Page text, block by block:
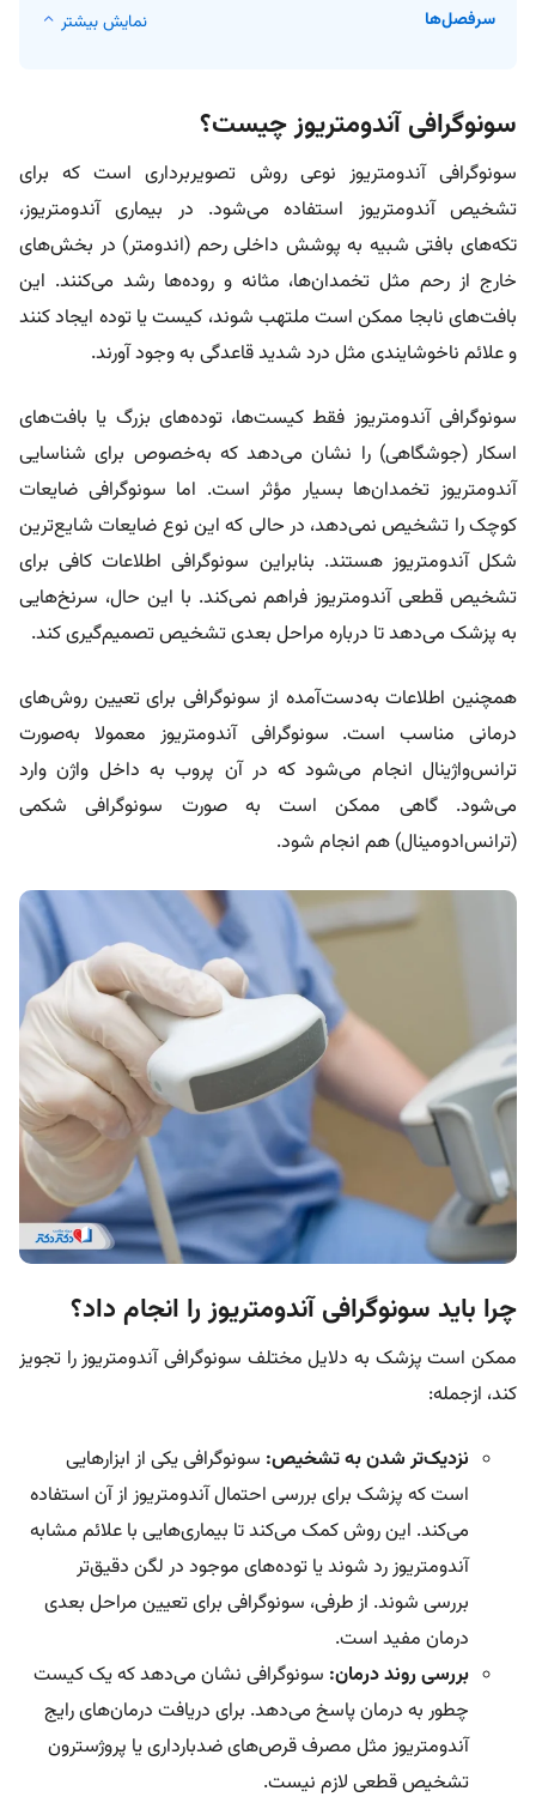
سرفصل‌ها نمایش بیشتر
سونوگرافی آندومتریوز چیست؟
سونوگرافی آندومتریوز نوعی روش تصویربرداری است که برای
تشخیص آندومتریوز استفاده می‌شود. در بیماری آندومتریوز،
تکه‌های بافتی شبیه به پوشش داخلی رحم (اندومتر) در بخش‌های
خارج از رحم مثل تخمدان‌ها، مثانه و روده‌ها رشد می‌کنند. این
بافت‌های نابجا ممکن است ملتهب شوند، کیست یا توده ایجاد کنند
و علائم ناخوشایندی مثل درد شدید قاعدگی به وجود آورند.
سونوگرافی آندومتریوز فقط کیست‌ها، توده‌های بزرگ‌ یا بافت‌های
اسکار (جوشگاهی) را نشان می‌دهد که به‌خصوص برای شناسایی
آندومتریوز تخمدان‌ها بسیار مؤثر است. اما سونوگرافی ضایعات
کوچک را تشخیص نمی‌دهد، در حالی که این نوع ضایعات شایع‌ترین
شکل آندومتریوز هستند. بنابراین سونوگرافی اطلاعات کافی برای
تشخیص قطعی آندومتریوز فراهم نمی‌کند. با این حال، سرنخ‌هایی
به پزشک می‌دهد تا درباره مراحل بعدی تشخیص تصمیم‌گیری کند.
همچنین اطلاعات به‌دست‌آمده از سونوگرافی برای تعیین روش‌های
درمانی مناسب است. سونوگرافی آندومتریوز معمولا به‌صورت
ترانس‌واژینال انجام می‌شود که در آن پروب به داخل واژن وارد
می‌شود. گاهی ممکن است به صورت سونوگرافی شکمی
(ترانس‌ادومینال) هم انجام شود.
چرا باید سونوگرافی آندومتریوز را انجام داد؟
ممکن است پزشک به دلایل مختلف سونوگرافی آندومتریوز را تجویز
کند، ازجمله:
نزدیک‌تر شدن به تشخیص: سونوگرافی یکی از ابزارهایی
است که پزشک برای بررسی احتمال آندومتریوز از آن استفاده
می‌کند. این روش کمک می‌کند تا بیماری‌هایی با علائم مشابه
آندومتریوز رد شوند یا توده‌های موجود در لگن دقیق‌تر
بررسی شوند. از طرفی، سونوگرافی برای تعیین مراحل بعدی
درمان مفید است.
بررسی روند درمان: سونوگرافی نشان می‌دهد که یک کیست
چطور به درمان پاسخ می‌دهد. برای دریافت درمان‌های رایج
آندومتریوز مثل مصرف قرص‌های ضدبارداری یا پروژسترون
تشخیص قطعی لازم نیست.